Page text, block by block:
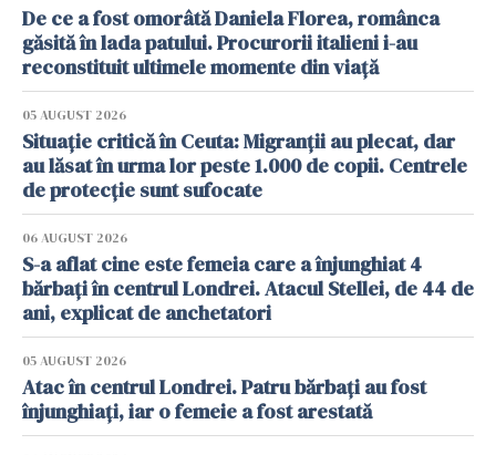
De ce a fost omorâtă Daniela Florea, românca
găsită în lada patului. Procurorii italieni i-au
reconstituit ultimele momente din viață
05 AUGUST 2026
Situație critică în Ceuta: Migranții au plecat, dar
au lăsat în urma lor peste 1.000 de copii. Centrele
de protecție sunt sufocate
06 AUGUST 2026
S-a aflat cine este femeia care a înjunghiat 4
bărbați în centrul Londrei. Atacul Stellei, de 44 de
ani, explicat de anchetatori
05 AUGUST 2026
Atac în centrul Londrei. Patru bărbați au fost
înjunghiați, iar o femeie a fost arestată